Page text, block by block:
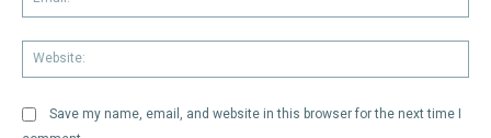
Save my name, email, and website in this browser for the next time I